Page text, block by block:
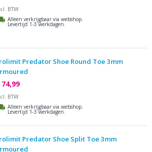
BTW
Alleen verkrijgbaar via webshop.
Levertijd 1-3 werkdagen.
Predator Shoe Round Toe 3mm
BTW
Alleen verkrijgbaar via webshop.
Levertijd 1-3 werkdagen.
Predator Shoe Split Toe 3mm